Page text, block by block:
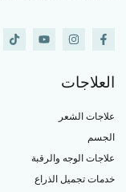
العلاجات
علاجات الشعر
الجسم
علاجات الوجه والرقبة
خدمات تجميل الذراع